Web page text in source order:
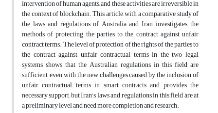
intervention of human agents, and these activities are irreversible in
the context of blockchain. This article, with a comparative study of
the laws and regulations of Australia and Iran, investigates the
methods of protecting the parties to the contract against unfair
contract terms. The level of protection of the rights of the parties to
the contract against unfair contractual terms in the two legal
systems shows that the Australian regulations in this field are
sufficient, even with the new challenges caused by the inclusion of
unfair contractual terms in smart contracts and provides the
necessary support, but Iran's laws and regulations in this field are at
a preliminary level and need more completion and research.